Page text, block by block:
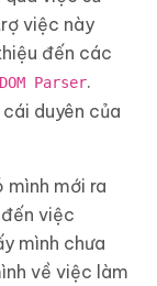
việc này
đến các
Parser.
duyên của
mình mới ra
việc
mình chưa
về việc làm